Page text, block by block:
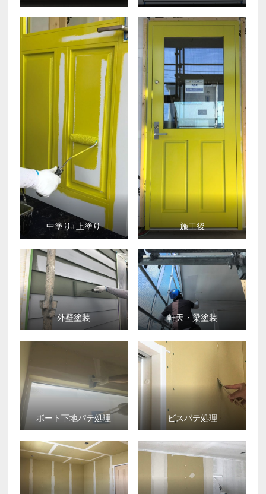
中塗り+上塗り 施工後
外壁塗装 軒天・梁塗装
ボート下地パテ処理 ビスパテ処理